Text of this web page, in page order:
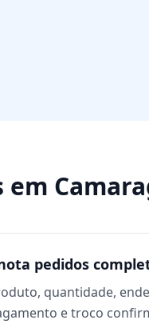
em
pedidos
quantidade,
e troco